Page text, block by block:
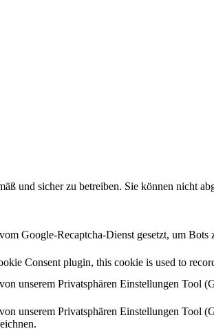
und sicher zu betreiben. Sie können nicht
Google-Recaptcha-Dienst gesetzt, um
Consent plugin, this cookie is used to
unserem Privatsphären Einstellungen Tool
unserem Privatsphären Einstellungen Tool